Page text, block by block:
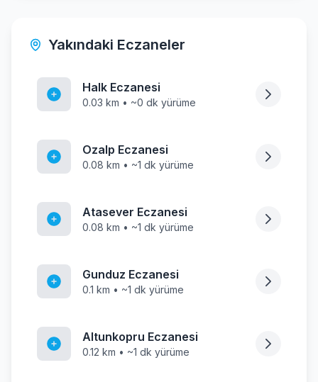
Yakındaki Eczaneler
Halk Eczanesi
0.03 km • ~0 dk yürüme
Ozalp Eczanesi
0.08 km • ~1 dk yürüme
Atasever Eczanesi
0.08 km • ~1 dk yürüme
Gunduz Eczanesi
0.1 km • ~1 dk yürüme
Altunkopru Eczanesi
0.12 km • ~1 dk yürüme